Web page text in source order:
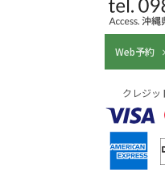
Web予約
クレジッ